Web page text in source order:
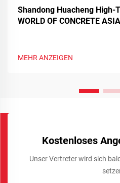
Shandong Huacheng High-
WORLD OF CONCRETE
MEHR ANZEIGEN
Kostenloses
Unser Vertreter wird sich